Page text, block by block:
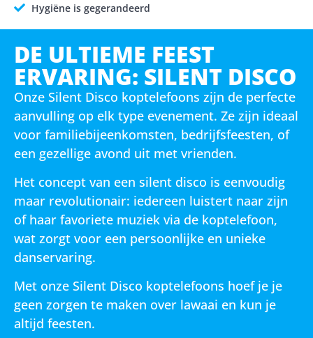
Hygiëne is gegerandeerd
DE ULTIEME FEEST
ERVARING: SILENT DISCO
Onze Silent Disco koptelefoons zijn de perfecte
aanvulling op elk type evenement. Ze zijn ideaal
voor familiebijeenkomsten, bedrijfsfeesten, of
een gezellige avond uit met vrienden.
Het concept van een silent disco is eenvoudig
maar revolutionair: iedereen luistert naar zijn
of haar favoriete muziek via de koptelefoon,
wat zorgt voor een persoonlijke en unieke
danservaring.
Met onze Silent Disco koptelefoons hoef je je
geen zorgen te maken over lawaai en kun je
altijd feesten.